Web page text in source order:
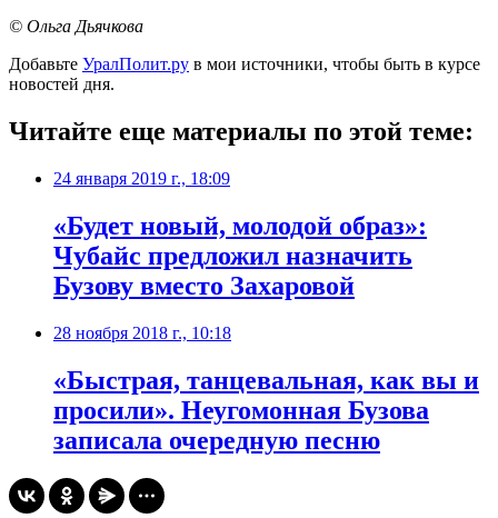
© Ольга Дьячкова
Добавьте УралПолит.ру в мои источники, чтобы быть в курсе
новостей дня.
Читайте еще материалы по этой теме:
24 января 2019 г., 18:09
«Будет новый, молодой образ»:
Чубайс предложил назначить
Бузову вместо Захаровой
28 ноября 2018 г., 10:18
«Быстрая, танцевальная, как вы и
просили». Неугомонная Бузова
записала очередную песню